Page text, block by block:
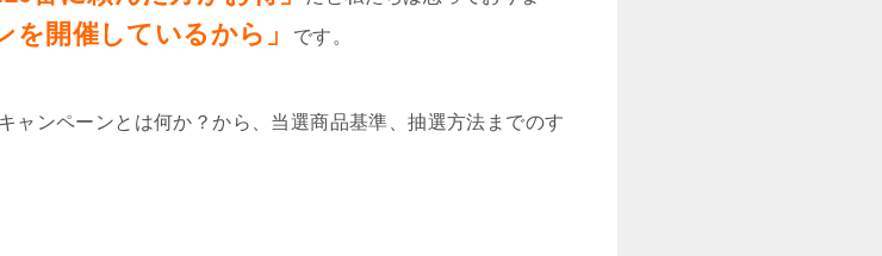
を開催しているから」 です。
ャンペーンとは何か？から、当選商品基準、抽選方法までのす